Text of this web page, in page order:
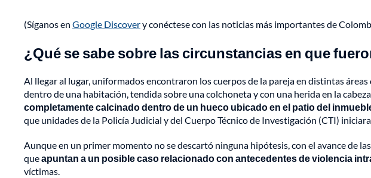
(Síganos en Google Discovery conéctese con las noticias más importantes de
¿Qué se sabe sobre las circunstancias en que
Al llegar al lugar, uniformados encontraron los cuerpos de la pareja en distintas áreas
dentro de una habitación, tendida sobre una colchoneta y con una herida en la
completamente calcinado dentro de un hueco ubicado en el patio del
que unidades de la Policía Judicial y del Cuerpo Técnico de Investigación (CTI)
Aunque en un primer momento no se descartó ninguna hipótesis, con el avance de
queapuntan a un posible caso relacionado con antecedentes de violencia
víctimas.